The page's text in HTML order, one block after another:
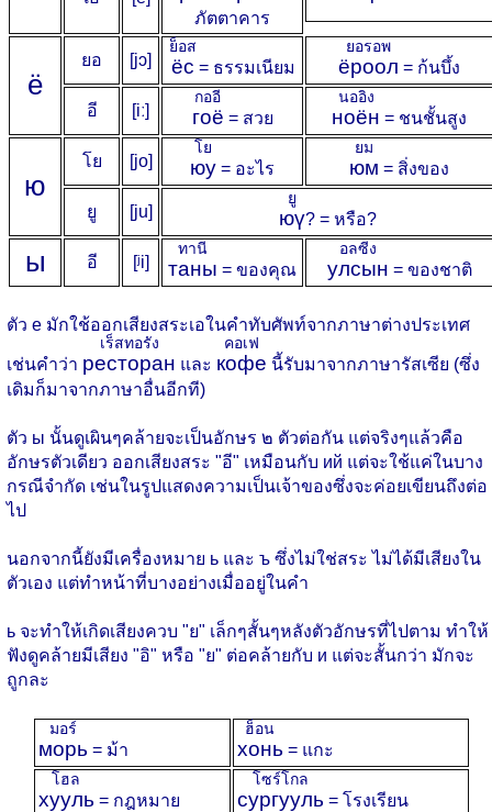
ภัตตาคาร
ё
ยอ [jɔ] ёс
ย็อส
= ธรรมเนียม ёроол
ยอรอพ
= ก้นบึ้ง
อี [iː] гоё
กออี
= สวย ноён
นออิง
= ชนชั้นสูง
ю
โย [jo] юу
โย
= อะไร юм
ยม
= สิ่งของ
ยู [ju] юү
ยู
? = หรือ?
ы อี [ʲi] таны
ทานี
= ของคุณ улсын
อลซีง
= ของชาติ
ตัว е มักใช้ออกเสียงสระเอในคำทับศัพท์จากภาษาต่างประเทศ
เช่นคำว่า ресторан
เร็สทอรัง
และ кофе
คอเฟ
นี้รับมาจากภาษารัสเซีย (ซึ่ง
เดิมก็มาจากภาษาอื่นอีกที)
ตัว ы นั้นดูเผินๆคล้ายจะเป็นอักษร ๒ ตัวต่อกัน แต่จริงๆแล้วคือ
อักษรตัวเดียว ออกเสียงสระ "อี" เหมือนกับ ий แต่จะใช้แค่ในบาง
กรณีจำกัด เช่นในรูปแสดงความเป็นเจ้าของซึ่งจะค่อยเขียนถึงต่อ
ไป
นอกจากนี้ยังมีเครื่องหมาย ь และ ъ ซึ่งไม่ใช่สระ ไม่ได้มีเสียงใน
ตัวเอง แต่ทำหน้าที่บางอย่างเมื่ออยู่ในคำ
ь จะทำให้เกิดเสียงควบ "ย" เล็กๆสั้นๆหลังตัวอักษรที่ไปตาม ทำให้
ฟังดูคล้ายมีเสียง "อิ" หรือ "ย" ต่อคล้ายกับ и แต่จะสั้นกว่า มักจะ
ถูกละ
морь
มอร์
= ม้า хонь
ฮ็อน
= แกะ
хууль
โฮล
= กฎหมาย сургууль
โซร์โกล
= โรงเรียน